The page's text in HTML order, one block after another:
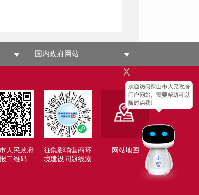
x
国内政府网站
人民政府
二维码
征集影响营商环
境建设问题线索
网站地图